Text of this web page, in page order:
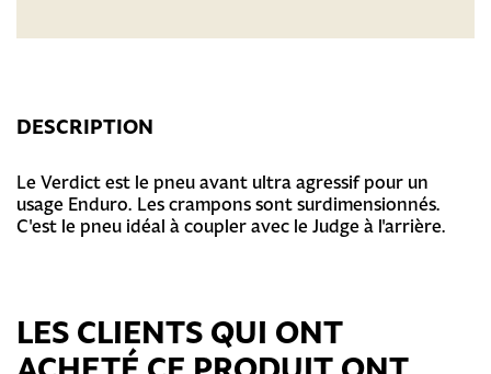
DESCRIPTION
Le Verdict est le pneu avant ultra agressif pour un
usage Enduro. Les crampons sont surdimensionnés.
C'est le pneu idéal à coupler avec le Judge à l'arrière.
LES CLIENTS QUI ONT